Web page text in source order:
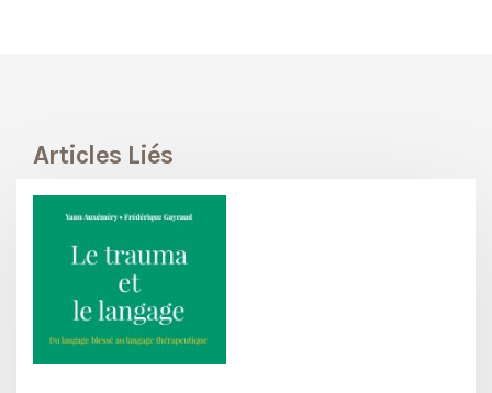
Articles Liés